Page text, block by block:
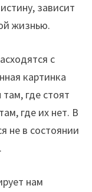
зависит
жизнью.
с
картинка
где стоят
где их нет. В
не в состоянии
нам